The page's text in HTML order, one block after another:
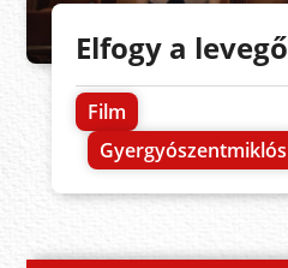
Elfogy a levegő
Film
Gyergyószentmiklós